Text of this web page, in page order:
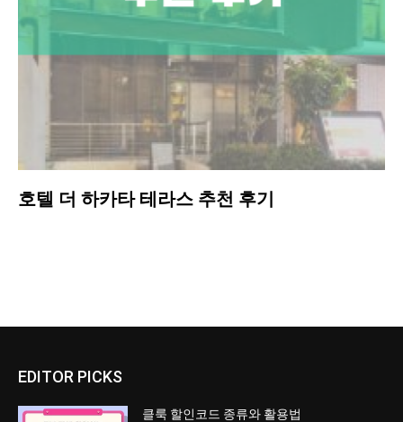
호텔 더 하카타 테라스 추천 후기
EDITOR PICKS
클룩 할인코드 종류와 활용법